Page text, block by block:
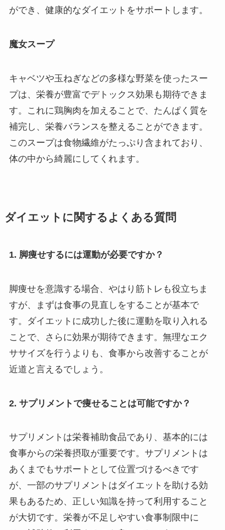
ができ、健康的なダイエットをサポートします。
魔女スープ
キャベツや玉ねぎなどの多様な野菜を使ったスー
プは、栄養が豊富でデトックス効果も期待できま
す。これに鶏胸肉を加えることで、たんぱく質を
補完し、栄養バランスを整えることができます。
このスープは食物繊維がたっぷり含まれており、
体の中から綺麗にしてくれます。
ダイエットに関するよくある質問
1. 脚痩せするには運動が必要ですか？
脚痩せを意識する場合、やはり筋トレも役立ちま
すが、まずは食事の見直しをすることが基本で
す。ダイエットに成功した後に運動を取り入れる
ことで、さらに効果が期待できます。無理なエク
ササイズを行うよりも、食事から改善することが
近道と言えるでしょう。
2. サプリメントで痩せることは可能ですか？
サプリメントは栄養補助食品であり、基本的には
食事からの栄養摂取が重要です。サプリメントは
あくまでもサポートとして位置づけるべきです
が、一部のサプリメントはダイエットを助ける効
果もあるため、正しい知識を持って利用すること
が大切です。栄養が不足しやすい食事制限中に